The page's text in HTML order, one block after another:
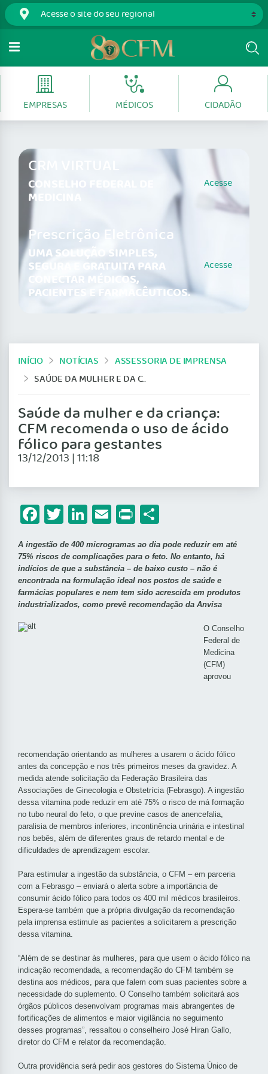
EMPRESAS MÉDICOS CIDADÃO
CRM VIRTUAL
CONSELHO FEDERAL DE
MEDICINA
Acesse
Prescrição Eletrônica
UMA SOLUÇÃO SIMPLES,
SEGURA E GRATUITA PARA
CONECTAR MÉDICOS,
PACIENTES E FARMACÊUTICOS.
Acesse
INÍCIO NOTÍCIAS
ASSESSORIA DE IMPRENSA
SAÚDE DA MULHER E DA CRIANÇA: CFM RECOMENDA O USO DE ÁCIDO FÓLICO PARA GESTANTES
Saúde da mulher e da criança:
CFM recomenda o uso de ácido
fólico para gestantes
13/12/2013 | 11:18
Facebook
Twitter
LinkedIn
Email
Print
A ingestão de 400 microgramas ao dia pode reduzir em até
75% riscos de complicações para o feto. No entanto, há
indícios de que a substância – de baixo custo – não é
encontrada na formulação ideal nos postos de saúde e
farmácias populares e nem tem sido acrescida em produtos
industrializados, como prevê recomendação da Anvisa
O Conselho
Federal de
Medicina
(CFM)
aprovou
recomendação orientando as mulheres a usarem o ácido fólico
antes da concepção e nos três primeiros meses da gravidez. A
medida atende solicitação da Federação Brasileira das
Associações de Ginecologia e Obstetrícia (Febrasgo). A ingestão
dessa vitamina pode reduzir em até 75% o risco de má formação
no tubo neural do feto, o que previne casos de anencefalia,
paralisia de membros inferiores, incontinência urinária e intestinal
nos bebês, além de diferentes graus de retardo mental e de
dificuldades de aprendizagem escolar.
Para estimular a ingestão da substância, o CFM – em parceria
com a Febrasgo – enviará o alerta sobre a importância de
consumir ácido fólico para todos os 400 mil médicos brasileiros.
Espera-se também que a própria divulgação da recomendação
pela imprensa estimule as pacientes a solicitarem a prescrição
dessa vitamina.
“Além de se destinar às mulheres, para que usem o ácido fólico na
indicação recomendada, a recomendação do CFM também se
destina aos médicos, para que falem com suas pacientes sobre a
necessidade do suplemento. O Conselho também solicitará aos
órgãos públicos desenvolvam programas mais abrangentes de
fortificações de alimentos e maior vigilância no seguimento
desses programas”, ressaltou o conselheiro José Hiran Gallo,
diretor do CFM e relator da recomendação.
Outra providência será pedir aos gestores do Sistema Único de